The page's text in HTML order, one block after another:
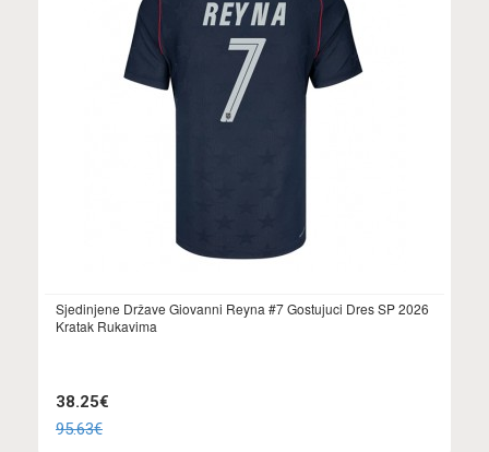
Sjedinjene Države Giovanni Reyna #7 Gostujuci Dres SP 2026
Kratak Rukavima
38.25€
95.63€